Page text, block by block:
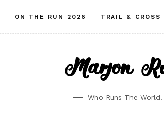
ON THE RUN 2026 TRAIL & CROSS
Marjon
Who Runs The World!